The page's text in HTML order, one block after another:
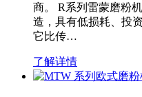
商。 R系列雷蒙磨粉
造，具有低损耗、投
它比传…
了解详情